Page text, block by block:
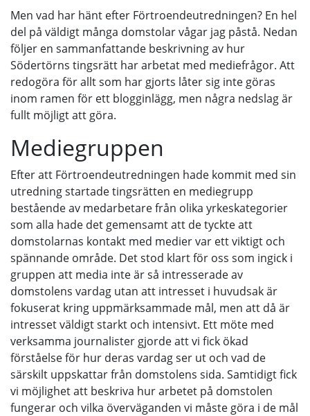
Men vad har hänt efter Förtroendeutredningen? En hel
del på väldigt många domstolar vågar jag påstå. Nedan
följer en sammanfattande beskrivning av hur
Södertörns tingsrätt har arbetat med mediefrågor. Att
redogöra för allt som har gjorts låter sig inte göras
inom ramen för ett blogginlägg, men några nedslag är
fullt möjligt att göra.
Mediegruppen
Efter att Förtroendeutredningen hade kommit med sin
utredning startade tingsrätten en mediegrupp
bestående av medarbetare från olika yrkeskategorier
som alla hade det gemensamt att de tyckte att
domstolarnas kontakt med medier var ett viktigt och
spännande område. Det stod klart för oss som ingick i
gruppen att media inte är så intresserade av
domstolens vardag utan att intresset i huvudsak är
fokuserat kring uppmärksammade mål, men att då är
intresset väldigt starkt och intensivt. Ett möte med
verksamma journalister gjorde att vi fick ökad
förståelse för hur deras vardag ser ut och vad de
särskilt uppskattar från domstolens sida. Samtidigt fick
vi möjlighet att beskriva hur arbetet på domstolen
fungerar och vilka överväganden vi måste göra i de mål